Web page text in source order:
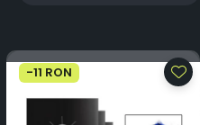
-11 RON